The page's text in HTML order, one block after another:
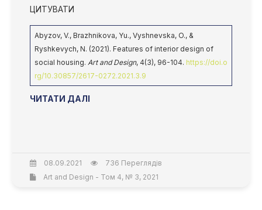
ЦИТУВАТИ
Abyzov, V., Brazhnikova, Yu., Vyshnevska, O., &
Ryshkevych, N. (2021). Features of interior design of
social housing. Art and Design, 4(3), 96-104. https://doi.o
rg/10.30857/2617-0272.2021.3.9
ЧИТАТИ ДАЛІ
08.09.2021
736 Переглядів
Art and Design - Том 4, № 3, 2021